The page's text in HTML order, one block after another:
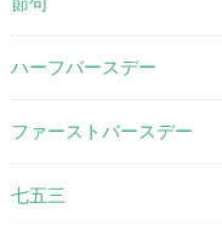
ハーフバースデー
ファーストバースデー
七五三